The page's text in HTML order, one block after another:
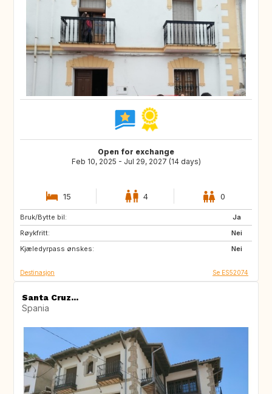
Open for exchange
Feb 10, 2025 - Jul 29, 2027 (14 days)
15 4 0
Bruk/Bytte bil:
Ja
Røykfritt:
Nei
Kjæledyrpass ønskes:
Nei
ES
GB
PT
Destinasjon Se ES52074
Santa Cruz...
Spania